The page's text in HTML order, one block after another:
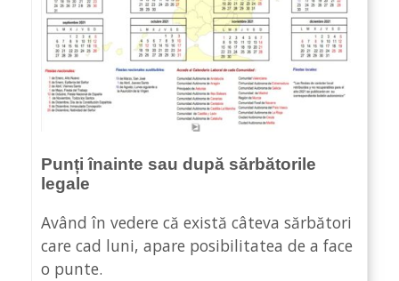
Punți înainte sau după sărbătorile
legale
Având în vedere că există câteva sărbători
care cad luni, apare posibilitatea de a face
o punte.